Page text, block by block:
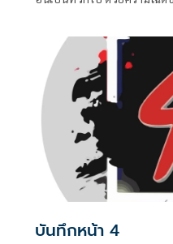
บันทึกหน้า 4